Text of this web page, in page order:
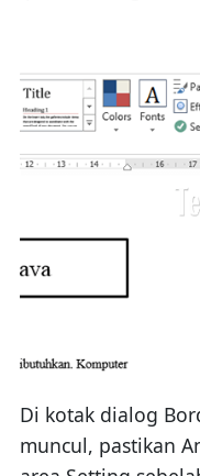
Di kotak dialog
muncul, pastikan